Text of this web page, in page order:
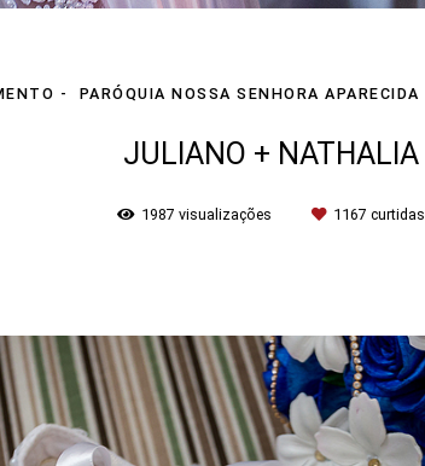
PARÓQUIA NOSSA SENHORA APARECIDA
JULIANO + NATHALIA
1987 visualizações 1167 curtidas